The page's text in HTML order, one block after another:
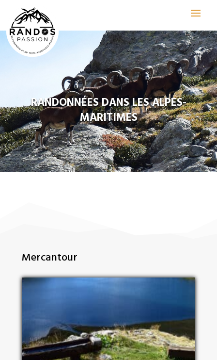
RANDONNÉES DANS LES ALPES-
MARITIMES
Mercantour